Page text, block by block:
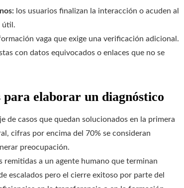
los usuarios finalizan la interacción o acuden al
útil.
vaga que exige una verificación adicional.
con datos equivocados o enlaces que no se
elaborar un diagnóstico
de casos que quedan solucionados en la primera
cifras por encima del 70% se consideran
preocupación.
remitidas a un agente humano que terminan
escalados pero el cierre exitoso por parte del